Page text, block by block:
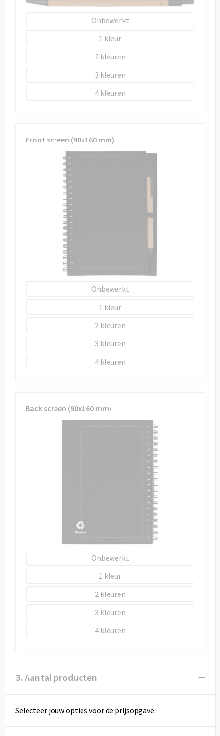
Onbewerkt
1
2
3
4
Front screen (90x160 mm)
Onbewerkt
1
2
3
4
Back screen (90x160 mm)
Onbewerkt
1
2
3
4
3. Aantal producten
Selecteer jouw opties voor de prijsopgave.